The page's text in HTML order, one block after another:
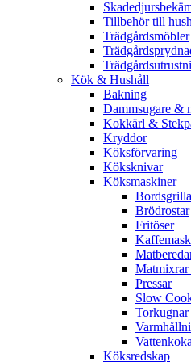
Tillbehör till
Trädgårdsmöbler
Kök & Hushåll
Bakning
Dammsugare &
Kokkärl &
Kryddor
Köksförvaring
Köksknivar
Köksmaskiner
Brödrostar
Fritöser
Pressar
Slow
Torkugnar
Köksredskap